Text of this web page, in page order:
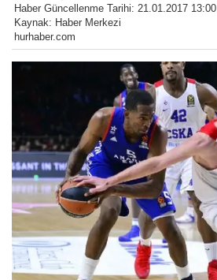
Haber Güncellenme Tarihi: 21.01.2017 13:00
Kaynak: Haber Merkezi
hurhaber.com